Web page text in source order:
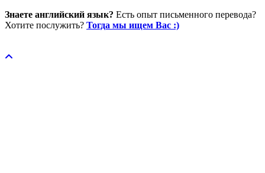
Знаете английский язык? Есть опыт письменного перевода?
Хотите послужить? Тогда мы ищем Вас :)